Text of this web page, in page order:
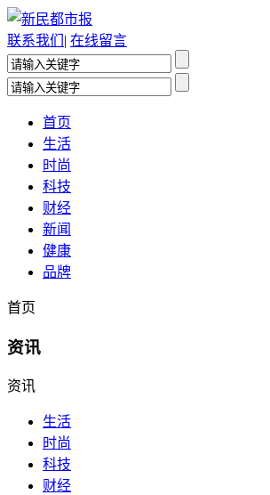
联系我们 | 在线留言
首页
生活
时尚
科技
财经
新闻
健康
品牌
首页
资讯
资讯
生活
时尚
科技
财经